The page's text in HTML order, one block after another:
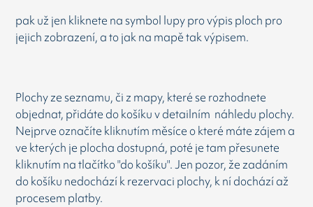
pak už jen kliknete na symbol lupy pro výpis ploch pro
jejich zobrazení, a to jak na mapě tak výpisem.
Plochy ze seznamu, či z mapy, které se rozhodnete
objednat, přidáte do košíku v detailním náhledu plochy.
Nejprve označíte kliknutím měsíce o které máte zájem a
ve kterých je plocha dostupná, poté je tam přesunete
kliknutím na tlačítko "do košíku". Jen pozor, že zadáním
do košíku nedochází k rezervaci plochy, k ní dochází až
procesem platby.